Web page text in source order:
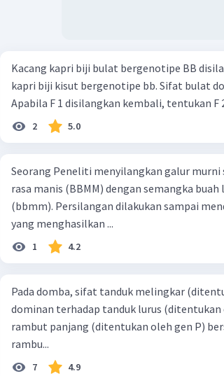
Kacang kapri biji bulat bergenotipe BB
kapri biji kisut bergenotipe bb. Sifat bulat
Apabila F 1 disilangkan kembali, tentukan F
2 5.0
Seorang Peneliti menyilangkan galur murni
rasa manis (BBMM) dengan semangka
(bbmm). Persilangan dilakukan sampai
yang menghasilkan ...
1 4.2
Pada domba, sifat tanduk melingkar
dominan terhadap tanduk lurus (ditentukan
rambut panjang (ditentukan oleh gen P)
rambu...
7 4.9